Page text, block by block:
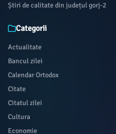
Știri de calitate din județul gorj-2
Categorii
Actualitate
Bancul zilei
Calendar Ortodox
Citate
Citatul zilei
Cultura
Economie